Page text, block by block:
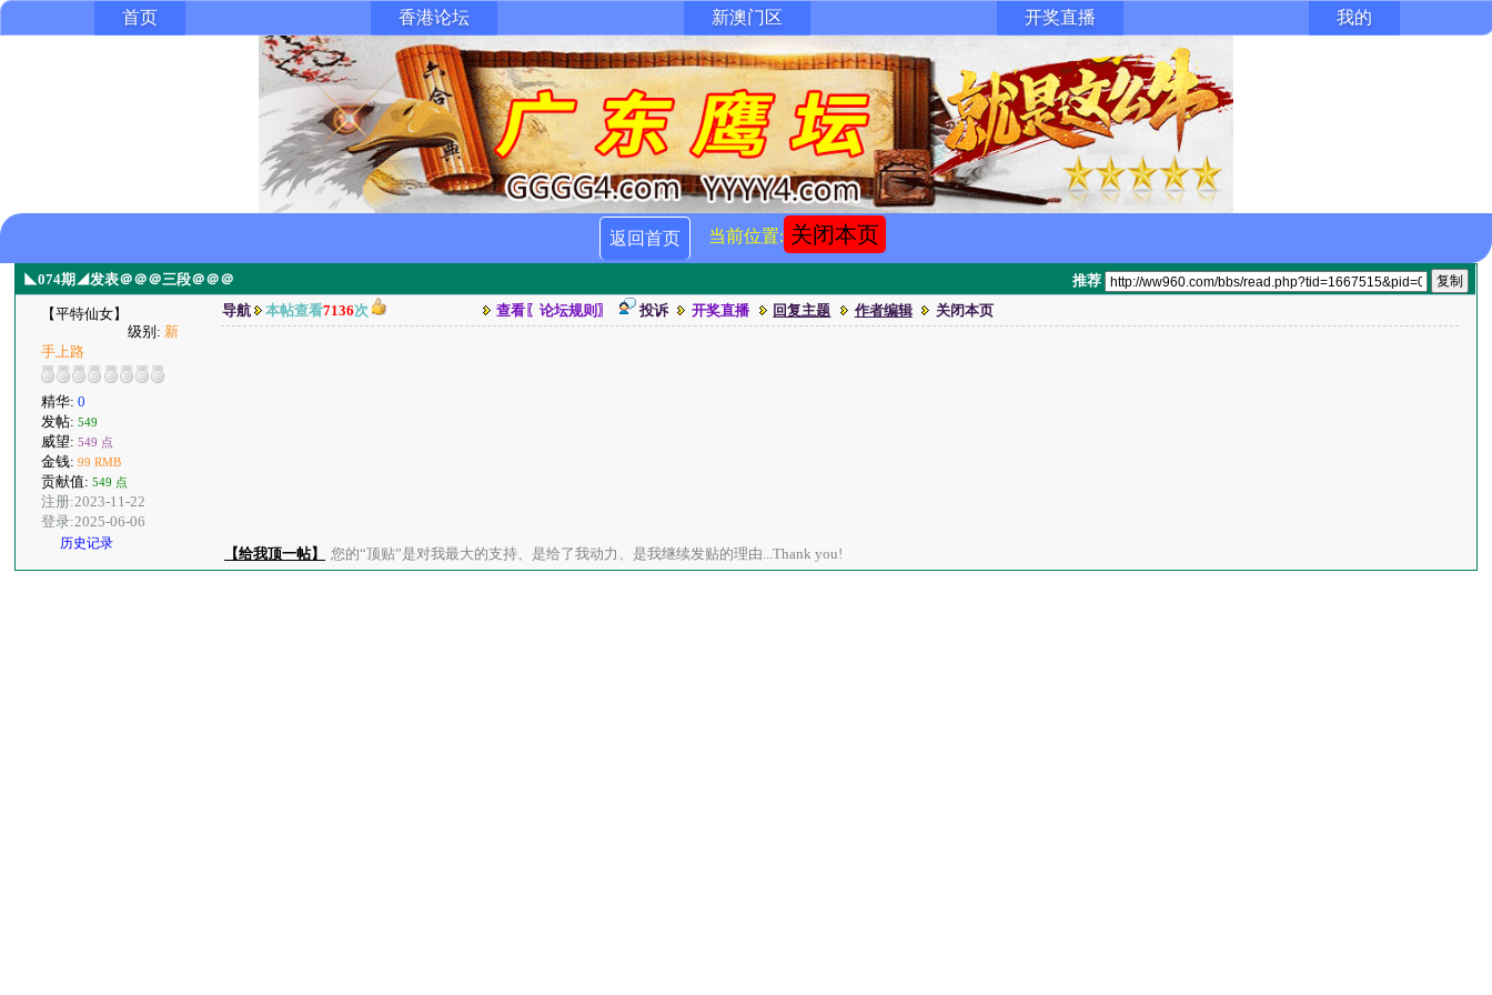
首页 香港论坛 新澳门区 开奖直播 我的
返回首页 当前位置: 关闭本页
◣074期◢发表＠＠＠三段＠＠＠ 推荐
【平特仙女】
级别: 新
手上路
精华:0
发帖:549
威望:549 点
金钱:99 RMB
贡献值:549 点
注册:2023-11-22
登录:2025-06-06
历史记录
导航 本帖查看7136次 查看〖论坛规则〗 投诉 开奖直播 回复主题 作者编辑 关闭本页
【给我顶一帖】 您的“顶贴”是对我最大的支持、是给了我动力、是我继续发贴的理由...Thank you!